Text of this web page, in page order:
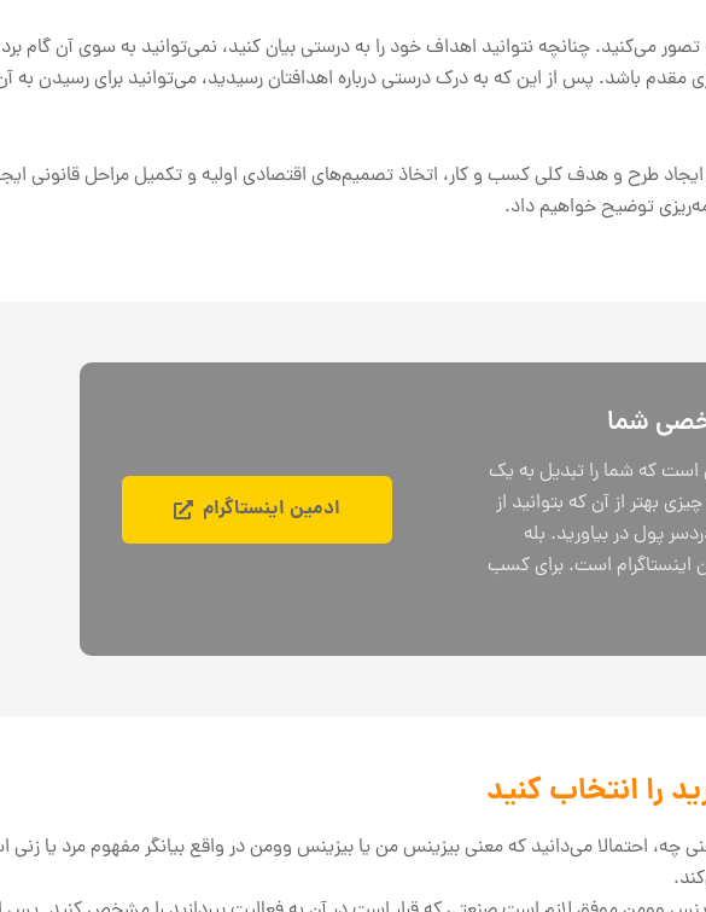
می‌کنید. چنانچه نتوانید اهداف خود را به درستی بیان کنید، نمی‌توانید به سوی آن گام
باشد. پس از این که به درک درستی درباره اهدافتان رسیدید، می‌توانید برای رسیدن به
طرح و هدف کلی کسب و کار، اتخاذ تصمیم‌های اقتصادی اولیه و تکمیل مراحل قانونی
توضیح خواهیم داد.
شما
است که شما را تبدیل به یک
بهتر از آن که بتوانید از
پول در بیاورید. بله
اینستاگرام است. برای کسب
ادمین اینستاگرام
را انتخاب کنید
چه، احتمالا می‌‌دانید که معنی بیزینس من یا بیزینس وومن در واقع بیانگر مفهوم مرد یا